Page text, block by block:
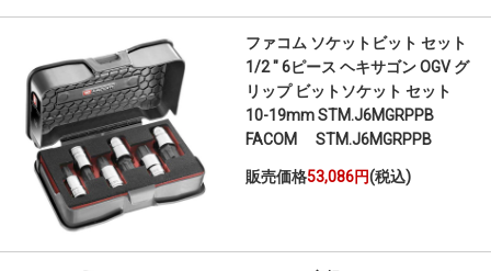
ファコム ソケットビット セット
1/2 " 6ピース ヘキサゴン OGV グ
リップ ビットソケット セット
10-19mm STM.J6MGRPPB
FACOM STM.J6MGRPPB
販売価格53,086円(税込)